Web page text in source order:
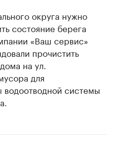
округа нужно
состояние берега
«Ваш сервис»
прочистить
на ул.
для
системы